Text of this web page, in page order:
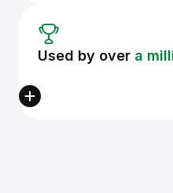
Used by over a